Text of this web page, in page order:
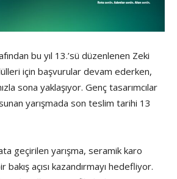
bu yıl 13.’sü düzenlenen Zeki
için başvurular devam ederken,
sona yaklaşıyor. Genç tasarımcılar
yarışmada son teslim tarihi 13
geçirilen yarışma, seramik karo
bakış açısı kazandırmayı hedefliyor.